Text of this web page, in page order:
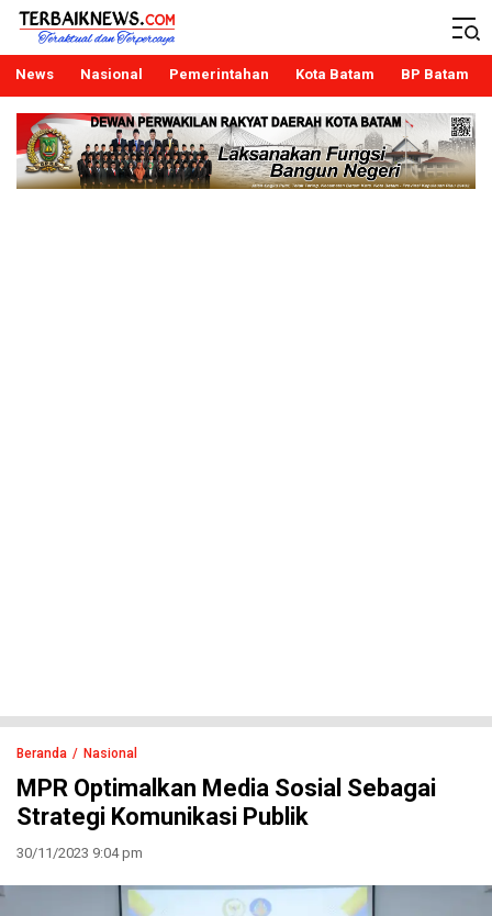
Terbaiknews
Teraktual dan Terpercaya
News Nasional Pemerintahan Kota Batam BP Batam
Beranda Nasional
MPR Optimalkan Media Sosial Sebagai
Strategi Komunikasi Publik
30/11/2023 9:04 pm